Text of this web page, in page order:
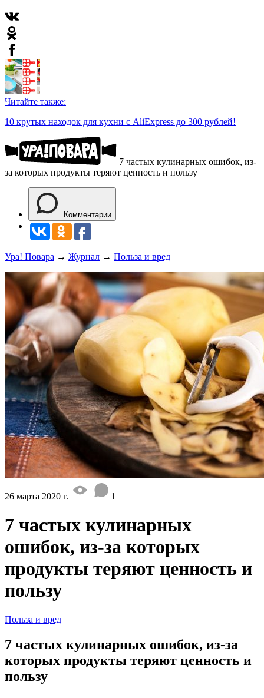
Читайте также:
10 крутых находок для кухни с AliExpress до 300 рублей!
7 частых кулинарных ошибок, из-
за которых продукты теряют ценность и пользу
Комментарии
Ура! Повара → Журнал → Польза и вред
26 марта 2020 г. 1
7 частых кулинарных
ошибок, из-за которых
продукты теряют ценность и
пользу
Польза и вред
7 частых кулинарных ошибок, из-за
которых продукты теряют ценность и
пользу